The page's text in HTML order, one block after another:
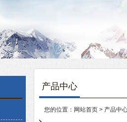
产品中心
您的位置： 网站首页 > 产品中